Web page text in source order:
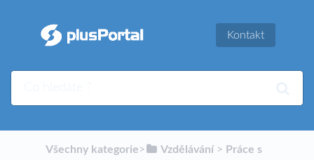
Kontakt
Všechny kategorie​>​ ​Vzdělávání ​ > ​ ​Práce s